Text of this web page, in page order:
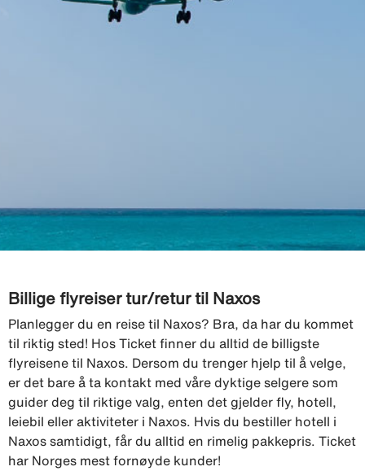
Billige flyreiser tur/retur til Naxos
Planlegger du en reise til Naxos? Bra, da har du kommet
til riktig sted! Hos Ticket finner du alltid de billigste
flyreisene til Naxos. Dersom du trenger hjelp til å velge,
er det bare å ta kontakt med våre dyktige selgere som
guider deg til riktige valg, enten det gjelder fly, hotell,
leiebil eller aktiviteter i Naxos. Hvis du bestiller hotell i
Naxos samtidigt, får du alltid en rimelig pakkepris. Ticket
har Norges mest fornøyde kunder!